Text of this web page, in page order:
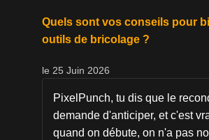
Quels sont vos conseils pour
outils de bricolage ?
le 25 Juin 2026
PixelPunch, tu dis que le
demande d'anticiper, et c'est
quand on débute, on n'a pas